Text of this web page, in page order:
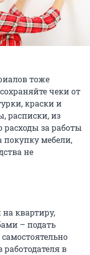
тоже
чеки от
краски и
расписки, из
расходы за работы
покупку мебели,
не
квартиру,
– подать
работодателя в